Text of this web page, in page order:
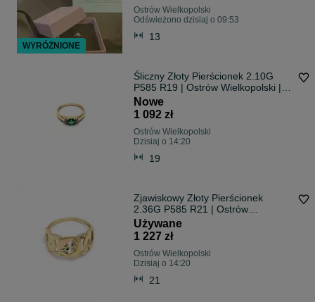
Ostrów Wielkopolski
Odświeżono dzisiaj o 09:53
13
Śliczny Złoty Pierścionek 2.10G
P585 R19 | Ostrów Wielkopolski |
Przymierz Na Miejscu
Nowe
1 092 zł
Ostrów Wielkopolski
Dzisiaj o 14:20
19
Zjawiskowy Złoty Pierścionek
2.36G P585 R21 | Ostrów
Wielkopolski | Przymierz Na
Miejscu
Używane
1 227 zł
Ostrów Wielkopolski
Dzisiaj o 14:20
21
WYRÓŻNIONE